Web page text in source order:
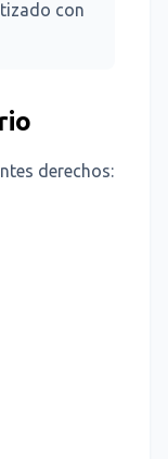
con
derechos: